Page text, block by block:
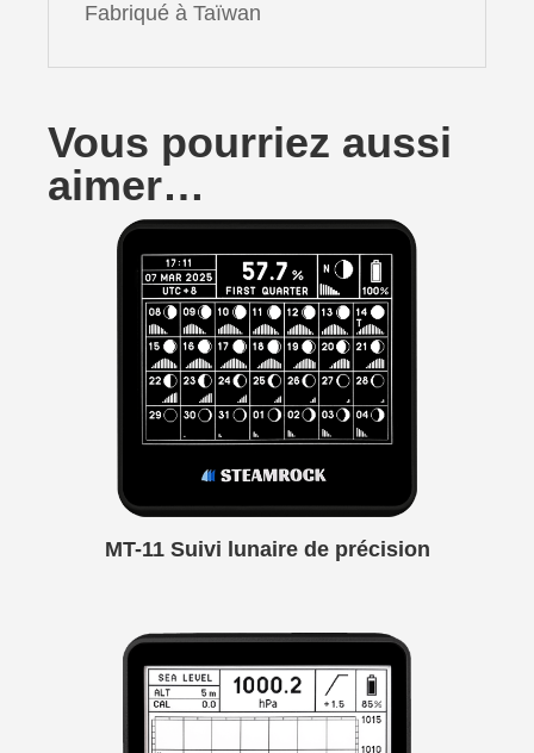
Fabriqué à Taïwan
Vous pourriez aussi
aimer…
MT-11 Suivi lunaire de précision